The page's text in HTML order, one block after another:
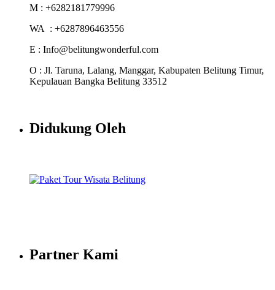
M : +6282181779996
WA : +6287896463556
E : Info@belitungwonderful.com
O : Jl. Taruna, Lalang, Manggar, Kabupaten Belitung Timur,
Kepulauan Bangka Belitung 33512
Didukung Oleh
Partner Kami